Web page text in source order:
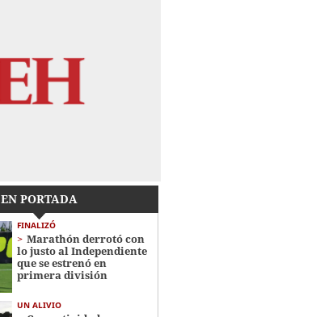
EN PORTADA
FINALIZÓ
Marathón derrotó con
lo justo al Independiente
que se estrenó en
primera división
UN ALIVIO